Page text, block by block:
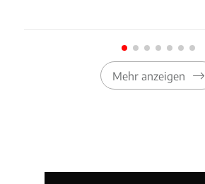
Mehr anzeigen